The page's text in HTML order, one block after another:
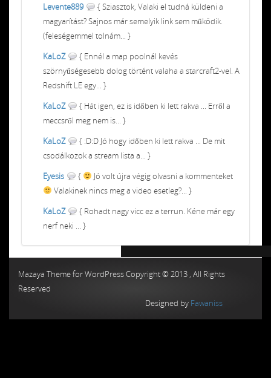
Levente889
{ Sziasztok, Valaki el tudná küldeni a
magyarítást? Sajnos már semelyik link sem működik.
(feleségemmel tolnám... }
KaLoZ
{ Ennél a map poolnál kevés
szörnyűségesebb dolog történt valaha a starcraft2-vel. A
Redshift LE egy... }
KaLoZ
{ Hát igen, ez is időben ki lett rakva ... Erről a
meccsről meg nem is... }
KaLoZ
{ :D:D Jó hogy időben ki lett rakva ... De mit
csodálkozok a stream lista a... }
Eyesis
{
Jó volt újra végig olvasni a kommenteket
Valakinek nincs meg a video esetleg?... }
KaLoZ
{ Rohadt nagy vicc ez a terrun. Kéne már egy
nerf neki ... }
Mazaya Theme for WordPress Copyright © 2013 , All Rights
Reserved
Designed by Fawaniss